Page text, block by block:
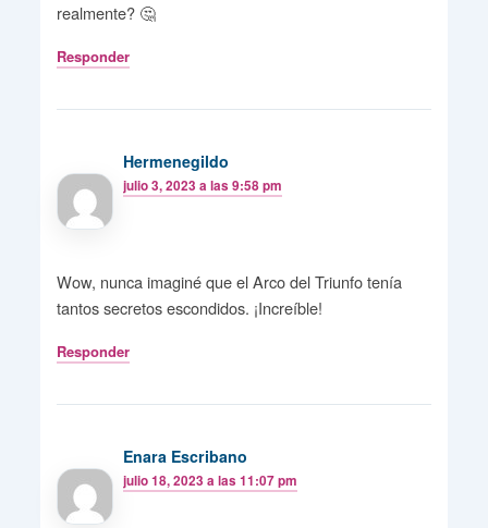
realmente? 🤔
Responder
Hermenegildo
julio 3, 2023 a las 9:58 pm
Wow, nunca imaginé que el Arco del Triunfo tenía
tantos secretos escondidos. ¡Increíble!
Responder
Enara Escribano
julio 18, 2023 a las 11:07 pm